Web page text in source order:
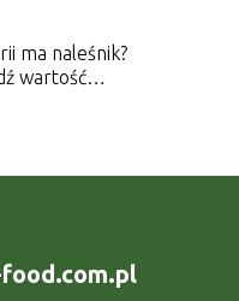
ma naleśnik?
wartość